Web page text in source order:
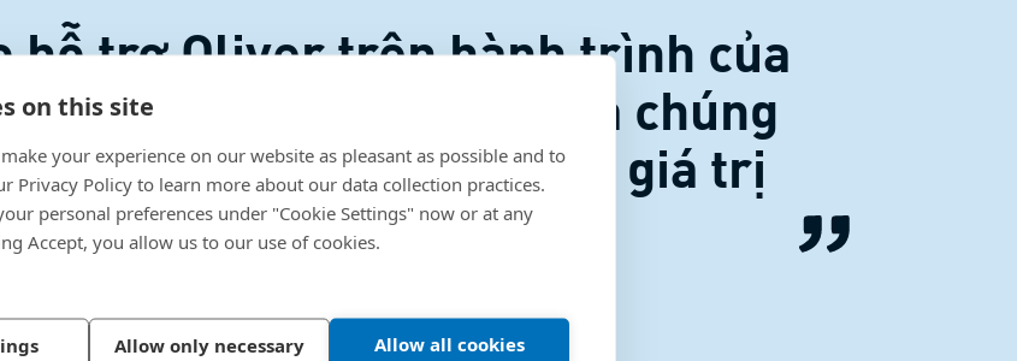
on this site
your experience on our website as pleasant as possible and to
Privacy Policy to learn more about our data collection practices.
personal preferences under "Cookie Settings" now or at any
Accept, you allow us to our use of cookies.
Allow only necessary Allow all cookies
hỗ trợ Oliver trên hành trình của
kiến thức kỹ thuật của chúng
phản ánh mạnh mẽ các giá trị
của chúng tôi.